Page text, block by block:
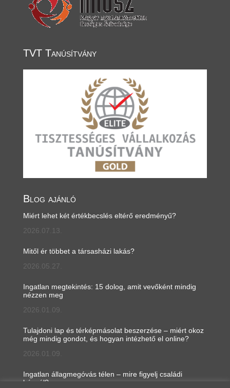
TVT Tanúsítvány
Blog ajánló
Miért lehet két értékbecslés eltérő eredményű?
2026.07.13.
Mitől ér többet a társasházi lakás?
2026.05.27.
Ingatlan megtekintés: 15 dolog, amit vevőként mindig
nézzen meg
2026.01.09.
Tulajdoni lap és térképmásolat beszerzése – miért okoz
még mindig gondot, és hogyan intézhető el online?
2026.01.09.
Ingatlan állagmegóvás télen – mire figyelj családi
háznál?